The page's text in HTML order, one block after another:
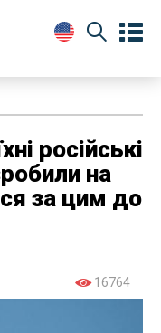
російські
на
за цим до
16764